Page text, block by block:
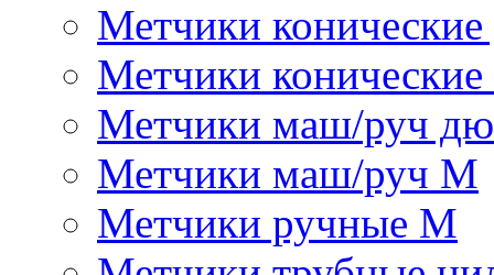
Метчики
Метчики
Метчики маш/руч
Метчики маш/руч М
Метчики ручные М